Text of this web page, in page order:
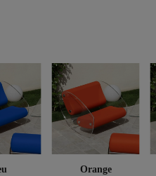
Orange